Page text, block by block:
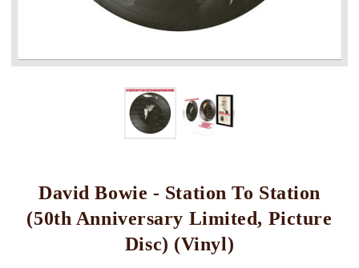
David Bowie - Station To Station
(50th Anniversary Limited, Picture
Disc) (Vinyl)